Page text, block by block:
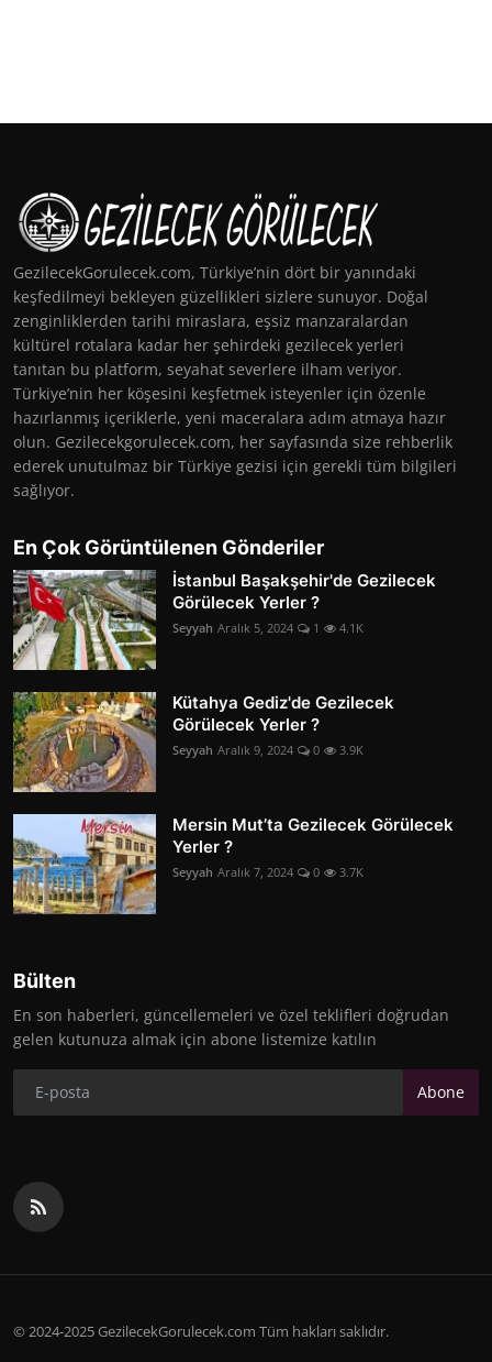
GezilecekGorulecek.com, Türkiye’nin dört bir yanındaki
keşfedilmeyi bekleyen güzellikleri sizlere sunuyor. Doğal
zenginliklerden tarihi miraslara, eşsiz manzaralardan
kültürel rotalara kadar her şehirdeki gezilecek yerleri
tanıtan bu platform, seyahat severlere ilham veriyor.
Türkiye’nin her köşesini keşfetmek isteyenler için özenle
hazırlanmış içeriklerle, yeni maceralara adım atmaya hazır
olun. Gezilecekgorulecek.com, her sayfasında size rehberlik
ederek unutulmaz bir Türkiye gezisi için gerekli tüm bilgileri
sağlıyor.
En Çok Görüntülenen Gönderiler
İstanbul Başakşehir'de Gezilecek
Görülecek Yerler ?
Seyyah Aralık 5, 2024 1 4.1K
Kütahya Gediz'de Gezilecek
Görülecek Yerler ?
Seyyah Aralık 9, 2024 0 3.9K
Mersin Mut’ta Gezilecek Görülecek
Yerler ?
Seyyah Aralık 7, 2024 0 3.7K
Bülten
En son haberleri, güncellemeleri ve özel teklifleri doğrudan
gelen kutunuza almak için abone listemize katılın
Abone
© 2024-2025 GezilecekGorulecek.com Tüm hakları saklıdır.